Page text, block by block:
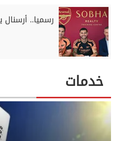
رسميا..
خدمات